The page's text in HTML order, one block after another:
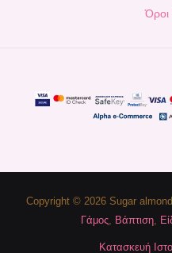
Όροι
Copyright © 2026 Sugar
Γάμος, Βάπτιση,
Κατασκευή